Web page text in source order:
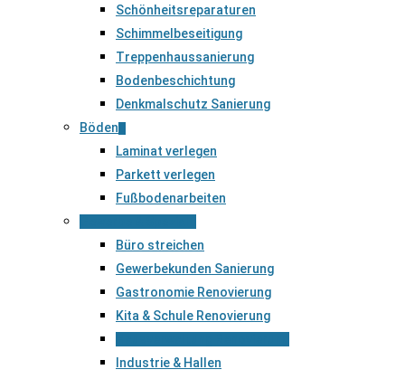
Schönheitsreparaturen
Schimmelbeseitigung
Treppenhaussanierung
Bodenbeschichtung
Denkmalschutz Sanierung
Böden
Laminat verlegen
Parkett verlegen
Fußbodenarbeiten
Büro streichen
Gewerbekunden Sanierung
Gastronomie Renovierung
Kita & Schule Renovierung
Industrie & Hallen